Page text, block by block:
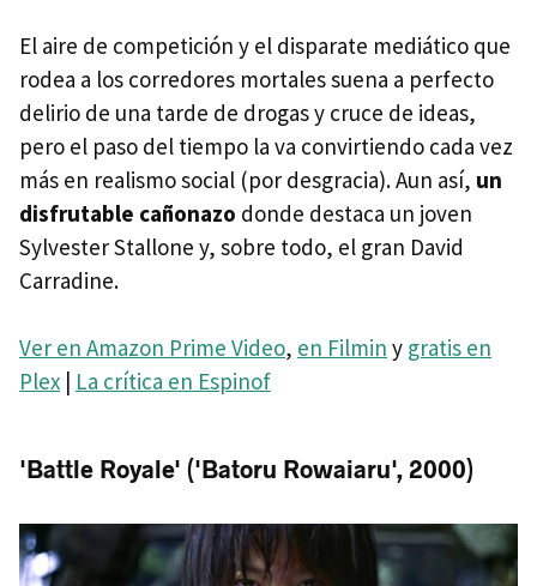
El aire de competición y el disparate mediático que
rodea a los corredores mortales suena a perfecto
delirio de una tarde de drogas y cruce de ideas,
pero el paso del tiempo la va convirtiendo cada vez
más en realismo social (por desgracia). Aun así, un
disfrutable cañonazo donde destaca un joven
Sylvester Stallone y, sobre todo, el gran David
Carradine.
Ver en Amazon Prime Video, en Filmin y gratis en
Plex
La crítica en Espinof
'Battle Royale' ('Batoru Rowaiaru', 2000)